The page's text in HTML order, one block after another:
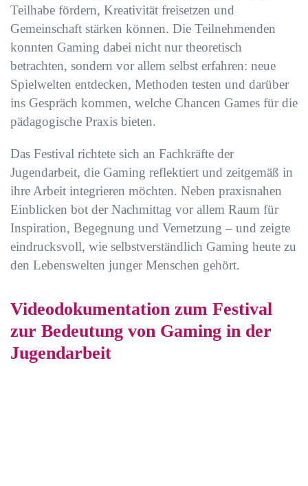
Teilhabe fördern, Kreativität freisetzen und
Gemeinschaft stärken können. Die Teilnehmenden
konnten Gaming dabei nicht nur theoretisch
betrachten, sondern vor allem selbst erfahren: neue
Spielwelten entdecken, Methoden testen und darüber
ins Gespräch kommen, welche Chancen Games für die
pädagogische Praxis bieten.
Das Festival richtete sich an Fachkräfte der
Jugendarbeit, die Gaming reflektiert und zeitgemäß in
ihre Arbeit integrieren möchten. Neben praxisnahen
Einblicken bot der Nachmittag vor allem Raum für
Inspiration, Begegnung und Vernetzung – und zeigte
eindrucksvoll, wie selbstverständlich Gaming heute zu
den Lebenswelten junger Menschen gehört.
Videodokumentation zum Festival
zur Bedeutung von Gaming in der
Jugendarbeit